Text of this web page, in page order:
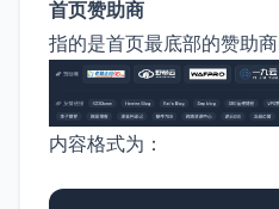
首页赞助商
指的是首页最底部的赞助
内容格式为：